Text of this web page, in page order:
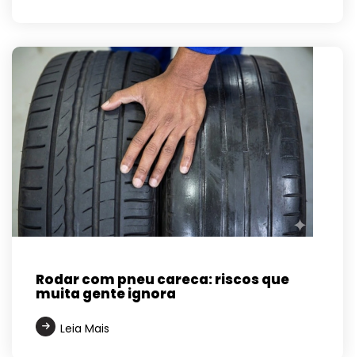
Rodar com pneu careca: riscos que
muita gente ignora
Leia Mais